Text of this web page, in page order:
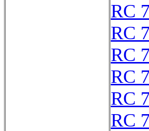
RC
RC
RC
RC
RC
RC